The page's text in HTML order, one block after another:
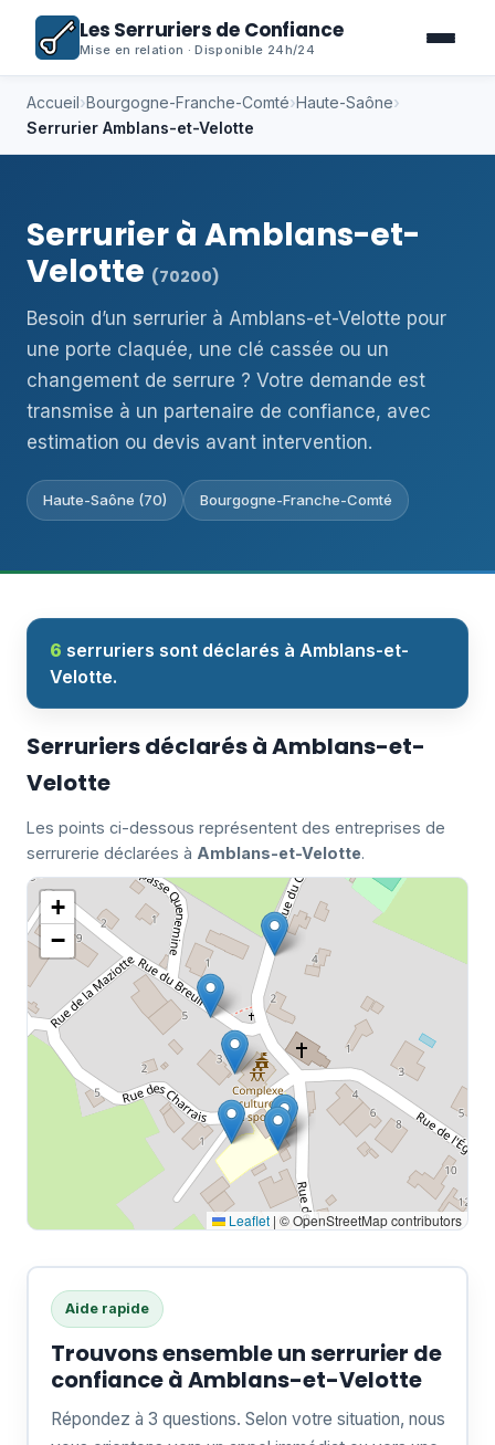
Les Serruriers de Confiance
Mise en relation · Disponible 24h/24
Accueil›Bourgogne-Franche-Comté›Haute-Saône›
Serrurier Amblans-et-Velotte
Serrurier à Amblans-et-
Velotte (70200)
Besoin d’un serrurier à Amblans-et-Velotte pour
une porte claquée, une clé cassée ou un
changement de serrure ? Votre demande est
transmise à un partenaire de confiance, avec
estimation ou devis avant intervention.
Haute-Saône (70) Bourgogne-Franche-Comté
6 serruriers sont déclarés à Amblans-et-
Velotte.
Serruriers déclarés à Amblans-et-
Velotte
Les points ci-dessous représentent des entreprises de
serrurerie déclarées à Amblans-et-Velotte.
+
−
Leaflet | © OpenStreetMap contributors
Aide rapide
Trouvons ensemble un serrurier de
confiance à Amblans-et-Velotte
Répondez à 3 questions. Selon votre situation, nous